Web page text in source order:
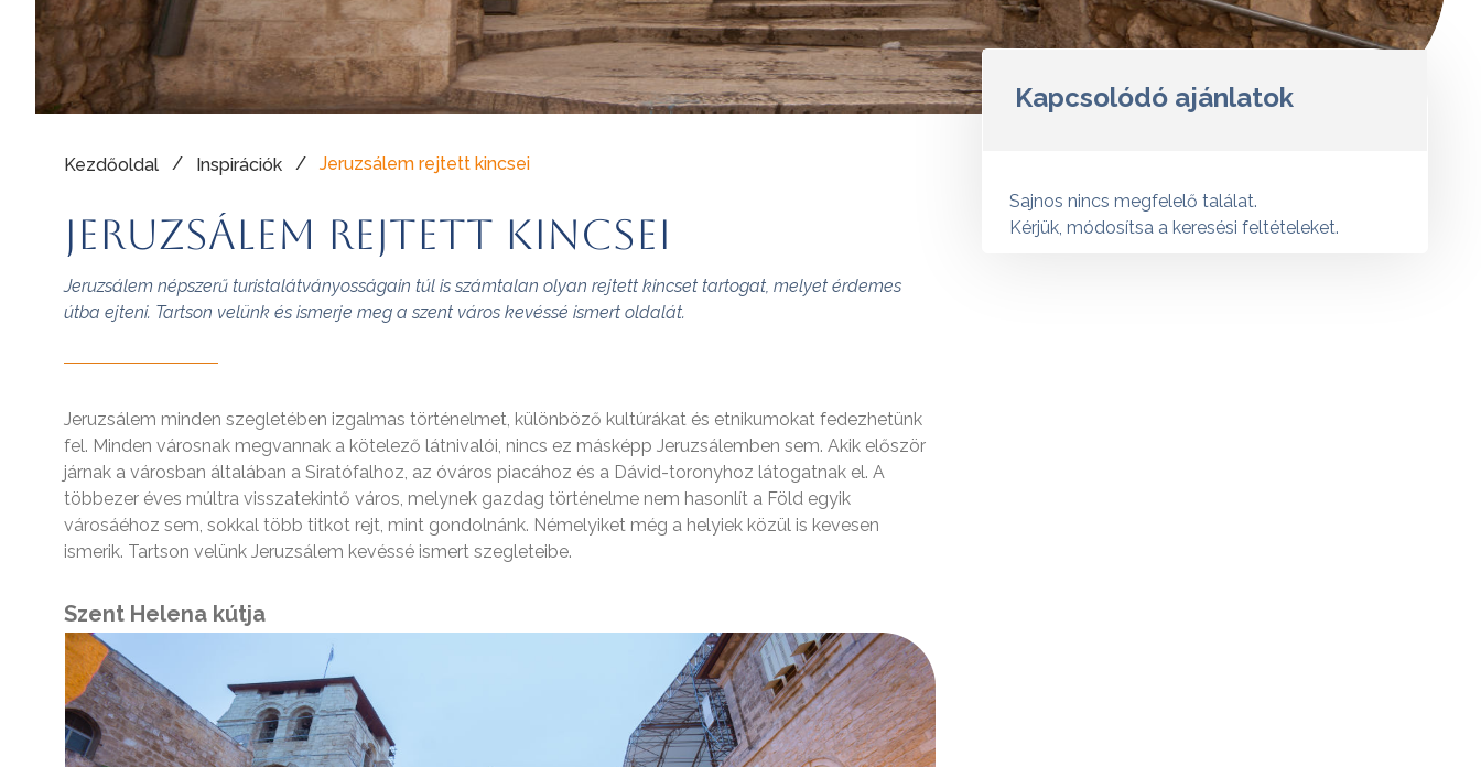
Kezdőoldal / Inspirációk / Jeruzsálem rejtett kincsei
Jeruzsálem rejtett kincsei
Jeruzsálem népszerű turistalátványosságain túl is számtalan olyan rejtett kincset tartogat, melyet érdemes
útba ejteni. Tartson velünk és ismerje meg a szent város kevéssé ismert oldalát.
Jeruzsálem minden szegletében izgalmas történelmet, különböző kultúrákat és etnikumokat fedezhetünk
fel. Minden városnak megvannak a kötelező látnivalói, nincs ez másképp Jeruzsálemben sem. Akik először
járnak a városban általában a Siratófalhoz, az óváros piacához és a Dávid-toronyhoz látogatnak el. A
többezer éves múltra visszatekintő város, melynek gazdag történelme nem hasonlít a Föld egyik
városáéhoz sem, sokkal több titkot rejt, mint gondolnánk. Némelyiket még a helyiek közül is kevesen
ismerik. Tartson velünk Jeruzsálem kevéssé ismert szegleteibe.
Szent Helena kútja
Kapcsolódó ajánlatok
Sajnos nincs megfelelő találat.
Kérjük, módosítsa a keresési feltételeket.